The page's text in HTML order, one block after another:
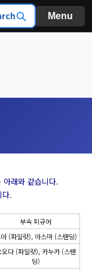
Menu
래와 같습니다.
다.
부속 피규어
(파일럿), 아스마 (스탠딩)
오다 (파일럿), 카누카 (스탠
딩)